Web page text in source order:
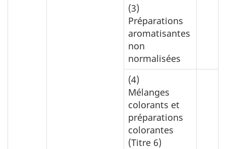
(3)
Préparations
aromatisantes
non
normalisées
(4)
Mélanges
colorants et
préparations
colorantes
(Titre 6)